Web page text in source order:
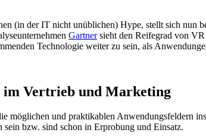
(in der IT nicht unüblichen) Hype, stellt sich
Gartnersieht den Reifegrad von VR
Technologie weiter zu sein, als
im Vertrieb und Marketing
möglichen und praktikablen Anwendungsfeldern
bzw. sind schon in Erprobung und Einsatz.